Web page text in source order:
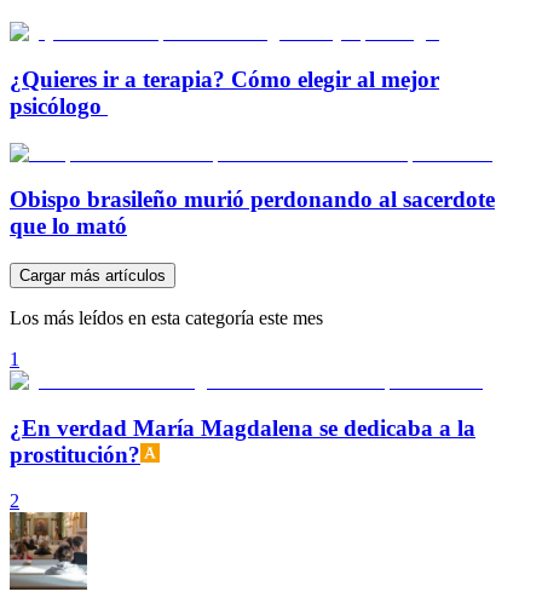
¿Quieres ir a terapia? Cómo elegir al mejor
psicólogo
Obispo brasileño murió perdonando al sacerdote
que lo mató
Cargar más artículos
Los más leídos en esta categoría este mes
1
¿En verdad María Magdalena se dedicaba a la
prostitución?
2